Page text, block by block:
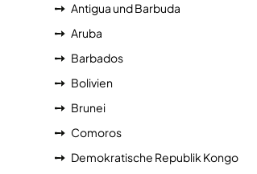
Antigua und Barbuda
Aruba
Barbados
Bolivien
Brunei
Comoros
Demokratische Republik Kongo